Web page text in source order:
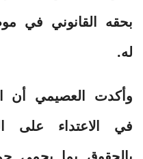
بحقه القانوني في
له.
وأكدت العصيمي أن
في الاعتداء على